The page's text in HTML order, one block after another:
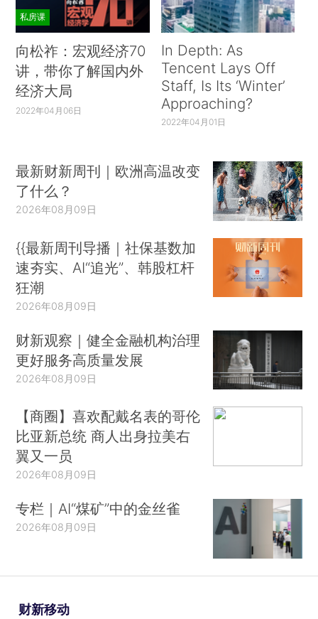
私房课
向松祚：宏观经济70
讲，带你了解国内外
经济大局
2022年04月06日
In Depth: As
Tencent Lays Off
Staff, Is Its ‘Winter’
Approaching?
2022年04月01日
最新财新周刊｜欧洲高温改变
了什么？
2026年08月09日
{{最新周刊导播｜社保基数加
速夯实、AI“追光”、韩股杠杆
狂潮
2026年08月09日
财新观察｜健全金融机构治理
更好服务高质量发展
2026年08月09日
【商圈】喜欢配戴名表的哥伦
比亚新总统 商人出身拉美右
翼又一员
2026年08月09日
专栏｜AI“煤矿”中的金丝雀
2026年08月09日
财新移动